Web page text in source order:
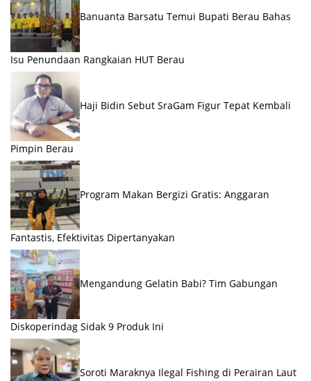
Banuanta Barsatu Temui Bupati Berau Bahas
Isu Penundaan Rangkaian HUT Berau
Haji Bidin Sebut SraGam Figur Tepat Kembali
Pimpin Berau
Program Makan Bergizi Gratis: Anggaran
Fantastis, Efektivitas Dipertanyakan
Mengandung Gelatin Babi? Tim Gabungan
Diskoperindag Sidak 9 Produk Ini
Soroti Maraknya Ilegal Fishing di Perairan Laut